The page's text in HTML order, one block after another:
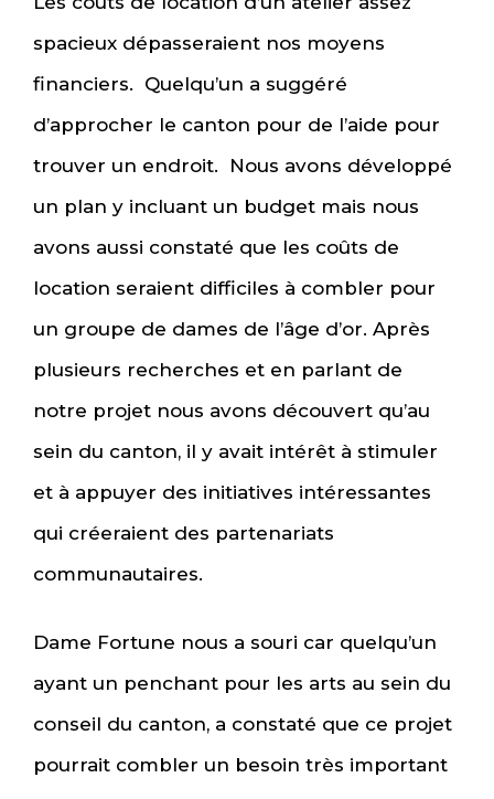
spacieux dépasseraient nos moyens
financiers. Quelqu’un a suggéré
d’approcher le canton pour de l’aide pour
trouver un endroit. Nous avons développé
un plan y incluant un budget mais nous
avons aussi constaté que les coûts de
location seraient difficiles à combler pour
un groupe de dames de l’âge d’or. Après
plusieurs recherches et en parlant de
notre projet nous avons découvert qu’au
sein du canton, il y avait intérêt à stimuler
et à appuyer des initiatives intéressantes
qui créeraient des partenariats
communautaires.
Dame Fortune nous a souri car quelqu’un
ayant un penchant pour les arts au sein du
conseil du canton, a constaté que ce projet
pourrait combler un besoin très important